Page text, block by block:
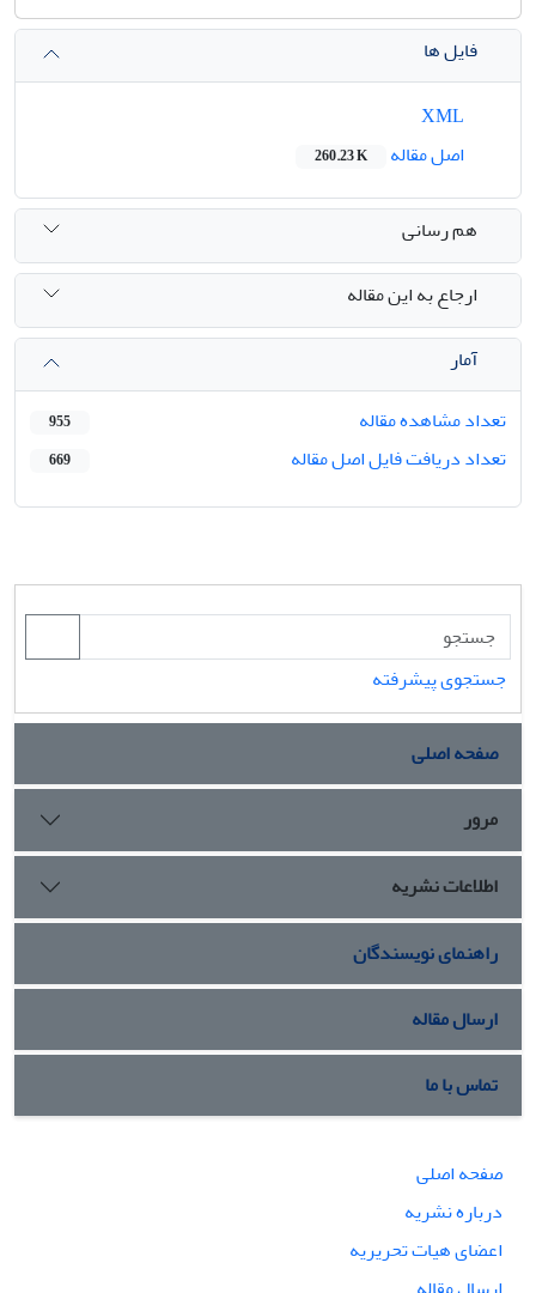
فایل ها
اصل مقاله
260.23 K
هم رسانی
ارجاع به این مقاله
آمار
تعداد مشاهده مقاله
955
تعداد دریافت فایل اصل مقاله 669
جستجوی پیشرفته
صفحه اصلی
مرور
اطلاعات نشریه
راهنمای نویسندگان
ارسال مقاله
تماس با ما
صفحه اصلی
درباره نشریه
اعضای هیات تحریریه